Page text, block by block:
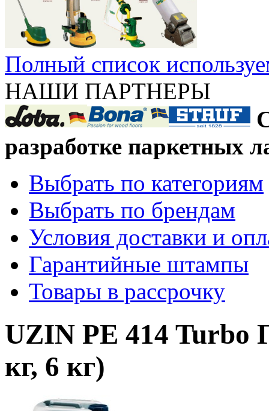
Полный список
НАШИ ПАРТНЕРЫ
разработке паркетных
Выбрать по категориям
Выбрать по брендам
Условия доставки и
Гарантийные штампы
Товары в рассрочку
UZIN PE 414 Turbo
кг, 6 кг)